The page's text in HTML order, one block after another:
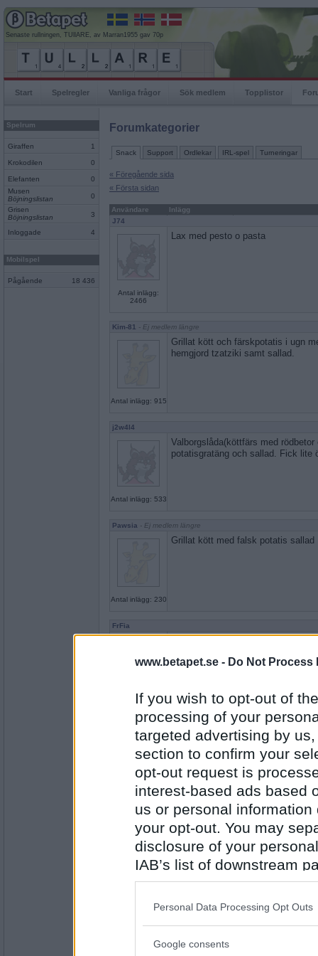
www.betapet.se - Do Not Process
If you wish to opt-out of
processing of your
targeted advertising by
section to confirm your
opt-out request is
interest-based ads based
us or personal
your opt-out. You may
disclosure of your
IAB’s list of downstream
also be disclosed by us
Downstream Participants
Please note that this
Personal Data Processing Opt Outs
Google consents
Senaste rullningen, TUllARE, av Marran1955 gav 70p
Start Spelregler Vanliga frågor Sök medlem Topplistor
Spelrum
Giraffen 1
Krokodilen 0
Elefanten
0
Musen
Böjningslistan
0
Grisen
Böjningslistan
3
Inloggade 4
Mobilspel
Pågående 18 436
Forumkategorier
Snack Support Ordlekar IRL-spel Turneringar
« Föregående sida
« Första sidan
Användare
Inlägg
J74
Antal inlägg:
2466
Lax med pesto o pasta
Kim-81 - Ej medlem längre
Antal inlägg: 915
Grillat kött och färskpotatis i ugn
hemgjord tzatziki samt sallad.
j2w4l4
Antal inlägg: 533
Valborgslåda(köttfärs med
potatisgratäng och sallad. Fick lite
Pawsia - Ej medlem längre
Antal inlägg: 230
Grillat kött med falsk potatis sallad
FrFia
Antal inlägg:
På hemvägen sprack botten i den
påse vilket han gladeligen tar
och får påsen. När han vänder sig
efterrätt, som placerats i
förpackningar. Vi har således ätit
gott åt uppläggningen.
magnusito
Antal inlägg:
Palak paneer, potatis med sesam
yoghurtsås med mynta
monketface